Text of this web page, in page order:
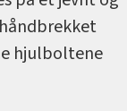
hjulboltene